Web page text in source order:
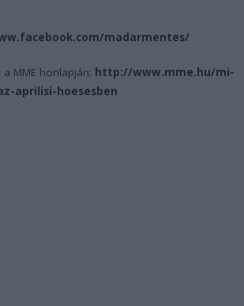
madarmentes/
MME honlapján: http://www.mme.hu/mi-
aprilisi-hoesesben